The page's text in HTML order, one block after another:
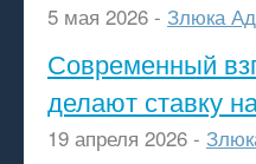
5 мая 2026 - Злюка
Современный
делают ставку
19 апреля 2026 -